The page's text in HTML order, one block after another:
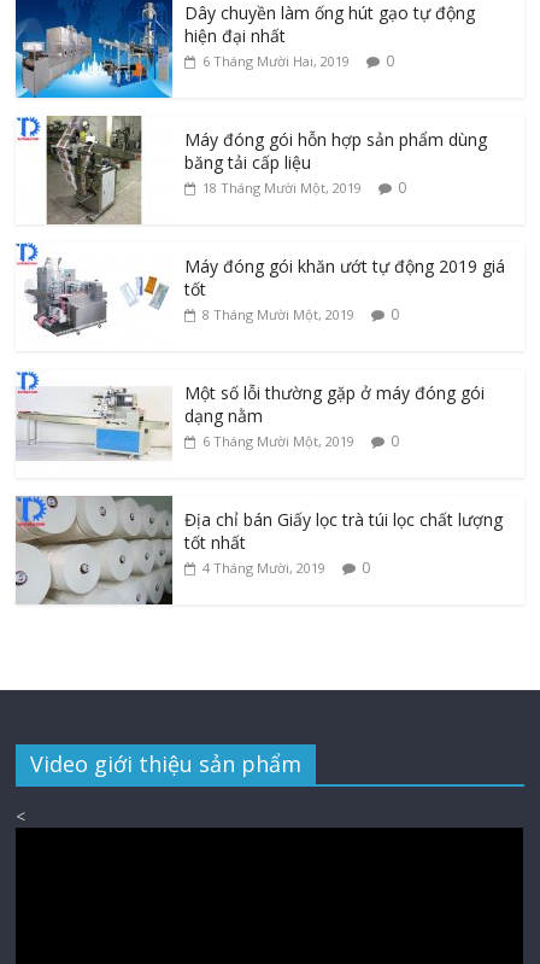
Dây chuyền làm ống hút gạo tự động
hiện đại nhất
6 Tháng Mười Hai, 2019 0
Máy đóng gói hỗn hợp sản phẩm dùng
băng tải cấp liệu
18 Tháng Mười Một, 2019 0
Máy đóng gói khăn ướt tự động 2019 giá
tốt
8 Tháng Mười Một, 2019 0
Một số lỗi thường gặp ở máy đóng gói
dạng nằm
6 Tháng Mười Một, 2019 0
Địa chỉ bán Giấy lọc trà túi lọc chất lượng
tốt nhất
4 Tháng Mười, 2019 0
Video giới thiệu sản phẩm
<